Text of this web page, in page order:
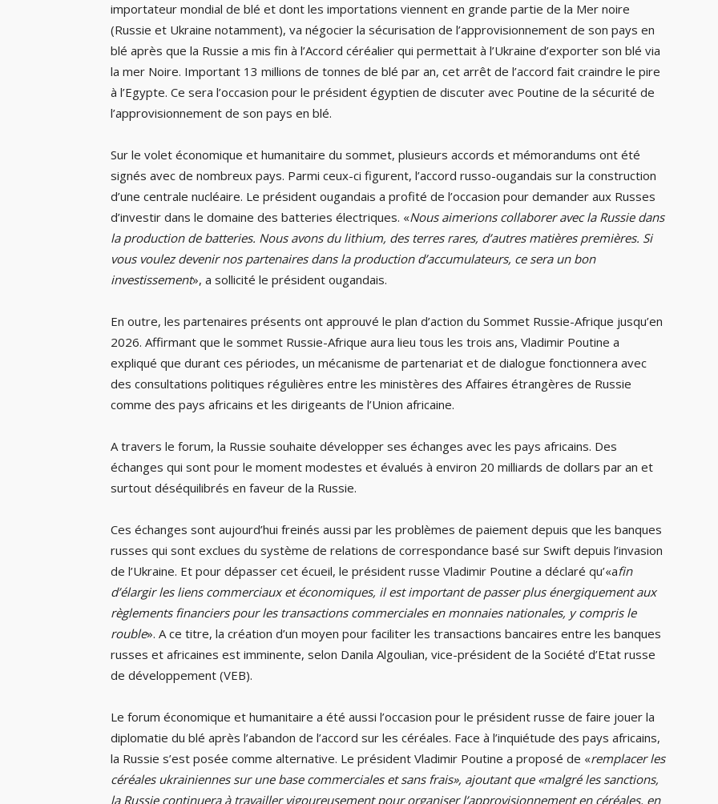
importateur mondial de blé et dont les importations viennent en grande partie de la Mer noire
(Russie et Ukraine notamment), va négocier la sécurisation de l’approvisionnement de son pays en
blé après que la Russie a mis fin à l’Accord céréalier qui permettait à l’Ukraine d’exporter son blé via
la mer Noire. Important 13 millions de tonnes de blé par an, cet arrêt de l’accord fait craindre le pire
à l’Egypte. Ce sera l’occasion pour le président égyptien de discuter avec Poutine de la sécurité de
l’approvisionnement de son pays en blé.
Sur le volet économique et humanitaire du sommet, plusieurs accords et mémorandums ont été
signés avec de nombreux pays. Parmi ceux-ci figurent, l’accord russo-ougandais sur la construction
d’une centrale nucléaire. Le président ougandais a profité de l’occasion pour demander aux Russes
d’investir dans le domaine des batteries électriques. «Nous aimerions collaborer avec la Russie dans
la production de batteries. Nous avons du lithium, des terres rares, d’autres matières premières. Si
vous voulez devenir nos partenaires dans la production d’accumulateurs, ce sera un bon
investissement», a sollicité le président ougandais.
En outre, les partenaires présents ont approuvé le plan d’action du Sommet Russie-Afrique jusqu’en
2026. Affirmant que le sommet Russie-Afrique aura lieu tous les trois ans, Vladimir Poutine a
expliqué que durant ces périodes, un mécanisme de partenariat et de dialogue fonctionnera avec
des consultations politiques régulières entre les ministères des Affaires étrangères de Russie
comme des pays africains et les dirigeants de l’Union africaine.
A travers le forum, la Russie souhaite développer ses échanges avec les pays africains. Des
échanges qui sont pour le moment modestes et évalués à environ 20 milliards de dollars par an et
surtout déséquilibrés en faveur de la Russie.
Ces échanges sont aujourd’hui freinés aussi par les problèmes de paiement depuis que les banques
russes qui sont exclues du système de relations de correspondance basé sur Swift depuis l’invasion
de l’Ukraine. Et pour dépasser cet écueil, le président russe Vladimir Poutine a déclaré qu’«afin
d’élargir les liens commerciaux et économiques, il est important de passer plus énergiquement aux
règlements financiers pour les transactions commerciales en monnaies nationales, y compris le
rouble». A ce titre, la création d’un moyen pour faciliter les transactions bancaires entre les banques
russes et africaines est imminente, selon Danila Algoulian, vice-président de la Société d’Etat russe
de développement (VEB).
Le forum économique et humanitaire a été aussi l’occasion pour le président russe de faire jouer la
diplomatie du blé après l’abandon de l’accord sur les céréales. Face à l’inquiétude des pays africains,
la Russie s’est posée comme alternative. Le président Vladimir Poutine a proposé de «remplacer les
céréales ukrainiennes sur une base commerciales et sans frais», ajoutant que «malgré les sanctions,
la Russie continuera à travailler vigoureusement pour organiser l’approvisionnement en céréales, en